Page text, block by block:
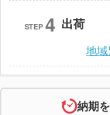
STEP 4 出荷
地
納期